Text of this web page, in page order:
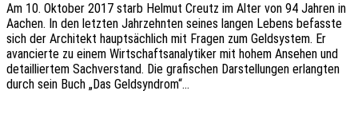
Am 10. Okto­ber 2017 starb Helmut Creutz im Alter von 94 Jahren in
Aachen. In den letz­ten Jahr­zehn­ten seines langen Lebens befass­te
sich der Archi­tekt haupt­säch­lich mit Fragen zum Geld­sys­tem. Er
avan­cier­te zu einem Wirt­schafts­ana­ly­ti­ker mit hohem Anse­hen und
detail­lier­tem Sach­ver­stand. Die grafi­schen Darstel­lun­gen erlang­ten
durch sein Buch „Das Geldsyndrom“…